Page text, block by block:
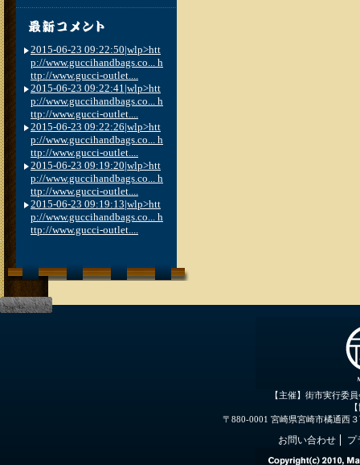
2015-06-23 09:22:50|wlp>htt
p://www.guccihandbags.co... h
ttp://www.gucci-outlet....
2015-06-23 09:22:41|wlp>htt
p://www.guccihandbags.co... h
ttp://www.gucci-outlet....
2015-06-23 09:22:26|wlp>htt
p://www.guccihandbags.co... h
ttp://www.gucci-outlet....
2015-06-23 09:19:20|wlp>htt
p://www.guccihandbags.co... h
ttp://www.gucci-outlet....
2015-06-23 09:19:13|wlp>htt
p://www.guccihandbags.co... h
ttp://www.gucci-outlet....
【主催】街市実行委
〒880-0001 宮崎県宮崎市橘通西
お問い合わせ プ